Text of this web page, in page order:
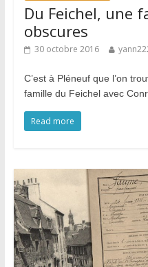
Du Feichel, une
obscures
30 octobre 2016
C’est à Pléneuf que l’on
famille du Feichel avec
Read more